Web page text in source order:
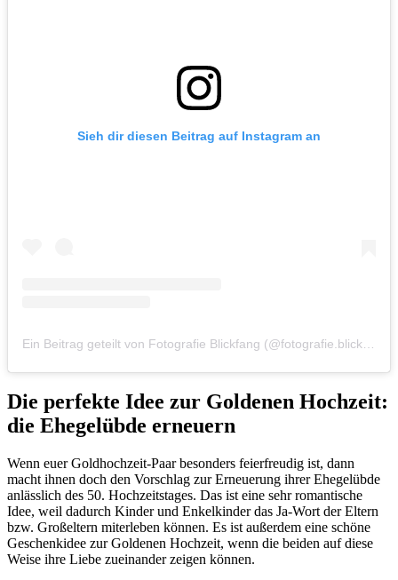
Sieh dir diesen Beitrag auf Instagram an
Die perfekte Idee zur Goldenen Hochzeit:
die Ehegelübde erneuern
Wenn euer Goldhochzeit-Paar besonders feierfreudig ist, dann
macht ihnen doch den Vorschlag zur Erneuerung ihrer Ehegelübde
anlässlich des 50. Hochzeitstages. Das ist eine sehr romantische
Idee, weil dadurch Kinder und Enkelkinder das Ja-Wort der Eltern
bzw. Großeltern miterleben können. Es ist außerdem eine schöne
Geschenkidee zur Goldenen Hochzeit, wenn die beiden auf diese
Weise ihre Liebe zueinander zeigen können.